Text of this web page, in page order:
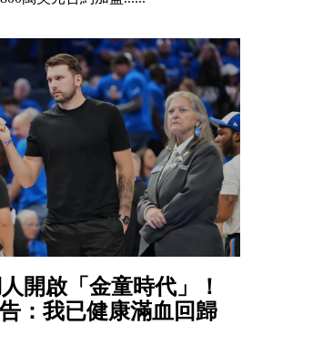
開啟「金童時代」！
：我已健康滿血回歸